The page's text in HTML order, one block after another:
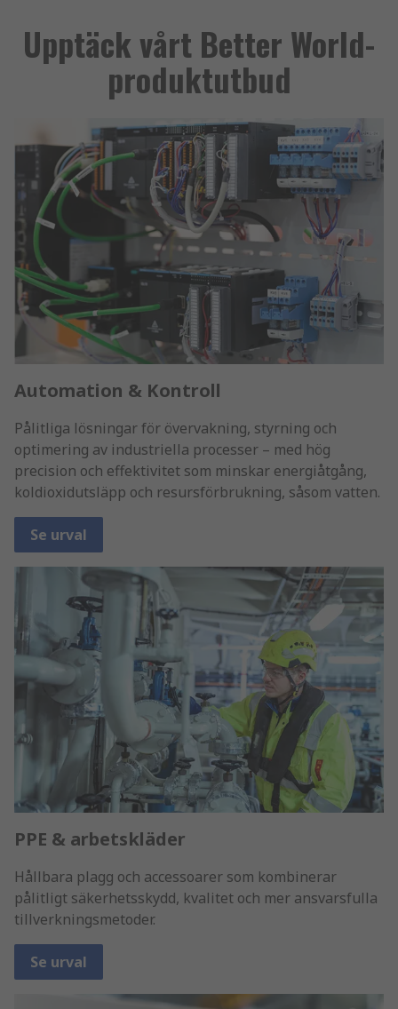
Upptäck vårt Better World-
produktutbud
Automation & Kontroll
Pålitliga lösningar för övervakning, styrning och
optimering av industriella processer – med hög
precision och effektivitet som minskar energiåtgång,
koldioxidutsläpp och resursförbrukning, såsom vatten.
Se urval
PPE & arbetskläder
Hållbara plagg och accessoarer som kombinerar
pålitligt säkerhetsskydd, kvalitet och mer ansvarsfulla
tillverkningsmetoder.
Se urval